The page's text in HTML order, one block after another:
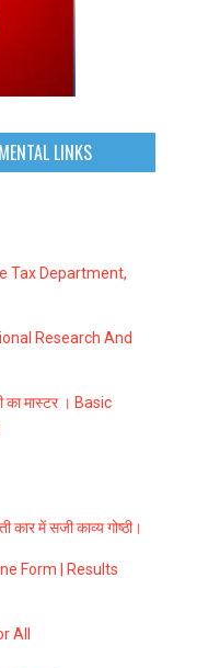
LINKS
Tax Department,
Research And
मास्टर । Basic
कार में सजी काव्य गोष्ठी।
Form | Results
All